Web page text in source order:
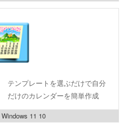
テンプレートを選ぶだけで自分
だけのカレンダーを簡単作成
11 10